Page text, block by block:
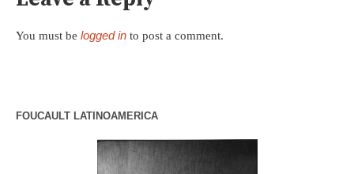
You must be logged in to post a comment.
FOUCAULT LATINOAMERICA